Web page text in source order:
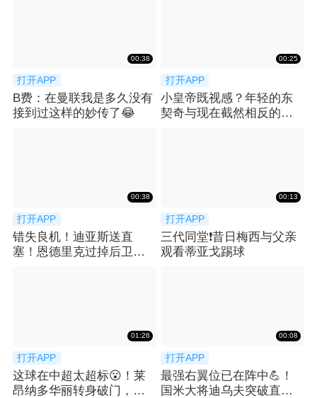
00:38
打开APP
B费：在曼联我是多久没有
接到过这样的妙传了😂
00:25
打开APP
小皇帝既视感？年轻的东
契奇与现在截然相反的风
00:38
打开APP
错失良机！迪亚斯送直
塞！恩德里克过掉后卫小
00:13
打开APP
三代同堂❗️昔日梅西与父亲
观看蒂亚戈踢球
01:26
打开APP
这球在中超太超标😮！莱
昂纳多华丽转身破门，海
00:08
打开APP
最强右翼位已在阵中💪！
国米大将迪乌夫突破直接